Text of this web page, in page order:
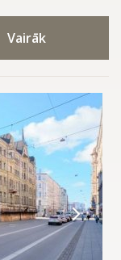
Vairāk